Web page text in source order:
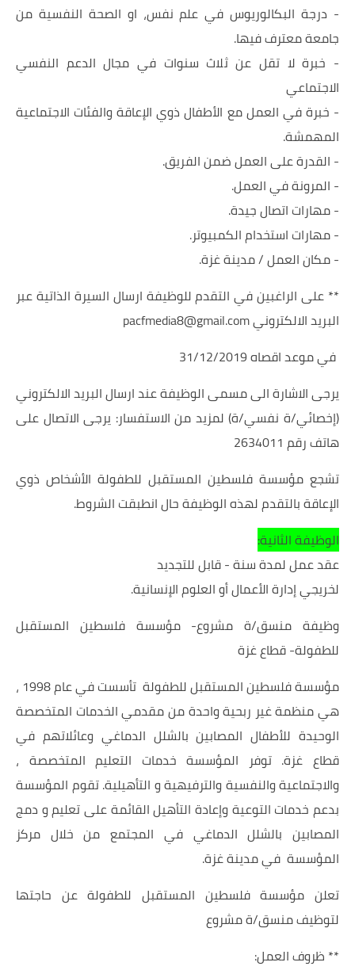
- درجة البكالوريوس في علم نفس، او الصحة النفسية من
جامعة معترف فيها.
- خبرة لا تقل عن ثلاث سنوات في مجال الدعم النفسي
الاجتماعي
- خبرة في العمل مع الأطفال ذوي الإعاقة والفئات الاجتماعية
المهمشة.
- القدرة على العمل ضمن الفريق.
- المرونة في العمل.
- مهارات اتصال جيدة.
- مهارات استخدام الكمبيوتر.
- مكان العمل / مدينة غزة.
** على الراغبين في التقدم للوظيفة ارسال السيرة الذاتية عبر
البريد الالكتروني pacfmedia8@gmail.com
في موعد اقصاه 31/12/2019
يرجى الاشارة الى مسمى الوظيفة عند ارسال البريد الالكتروني
(إخصائي/ة نفسي/ة) لمزيد من الاستفسار: يرجى الاتصال على
هاتف رقم 2634011
تشجع مؤسسة فلسطين المستقبل للطفولة الأشخاص ذوي
الإعاقة بالتقدم لهذه الوظيفة حال انطبقت الشروط.
الوظيفة الثانية:
عقد عمل لمدة سنة - قابل للتجديد
لخريجي إدارة الأعمال أو العلوم الإنسانية.
وظيفة منسق/ة مشروع- مؤسسة فلسطين المستقبل
للطفولة- قطاع غزة
مؤسسة فلسطين المستقبل للطفولة تأسست في عام 1998 ،
هي منظمة غير ربحية واحدة من مقدمي الخدمات المتخصصة
الوحيدة للأطفال المصابين بالشلل الدماغي وعائلاتهم في
قطاع غزة. توفر المؤسسة خدمات التعليم المتخصصة ،
والاجتماعية والنفسية والترفيهية و التأهيلية. تقوم المؤسسة
بدعم خدمات التوعية وإعادة التأهيل القائمة على تعليم و دمج
المصابين بالشلل الدماغي في المجتمع من خلال مركز
المؤسسة في مدينة غزة.
تعلن مؤسسة فلسطين المستقبل للطفولة عن حاجتها
لتوظيف منسق/ة مشروع
** ظروف العمل: